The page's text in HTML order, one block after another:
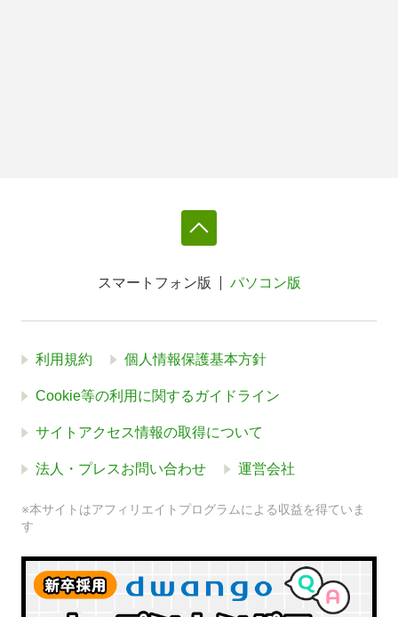
スマートフォン版 パソコン版
利用規約 個人情報保護基本方針
Cookie等の利用に関するガイドライン
サイトアクセス情報の取得について
法人・プレスお問い合わせ 運営会社
※本サイトはアフィリエイトプログラムによる収益を得ていま
す